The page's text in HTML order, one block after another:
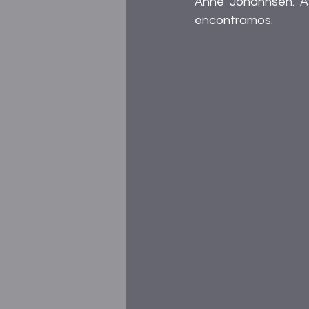
encontramos.